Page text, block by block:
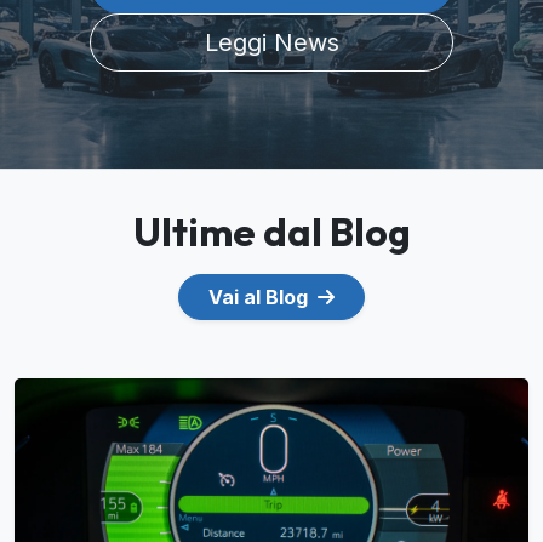
Leggi News
Ultime dal Blog
Vai al Blog